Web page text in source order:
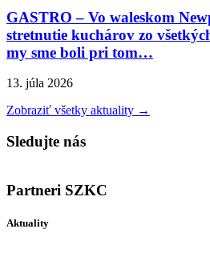
GASTRO – Vo waleskom
stretnutie kuchárov zo
my sme boli pri tom…
13. júla 2026
Zobraziť všetky aktuality →
Sledujte nás
Partneri SZKC
Aktuality